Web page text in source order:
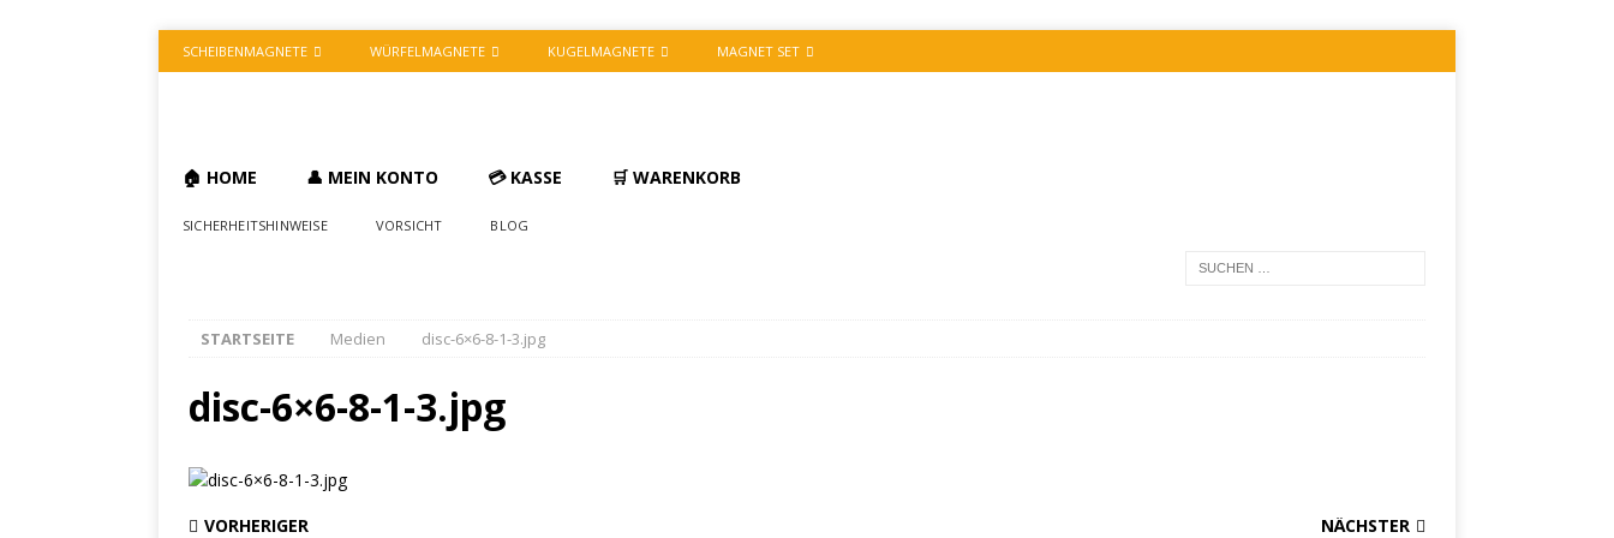
SCHEIBENMAGNETE WÜRFELMAGNETE KUGELMAGNETE MAGNET SET
🏠 HOME 👤 MEIN KONTO 💳 KASSE 🛒 WARENKORB
SICHERHEITSHINWEISE VORSICHT BLOG
STARTSEITE Medien disc-6×6-8-1-3.jpg
disc-6×6-8-1-3.jpg
VORHERIGER NÄCHSTER